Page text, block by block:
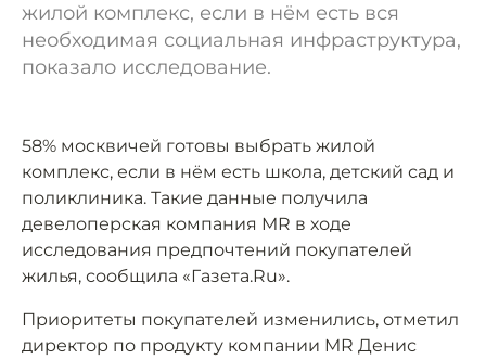
жилой комплекс, если в нём есть вся
необходимая социальная инфраструктура,
показало исследование.
58% москвичей готовы выбрать жилой
комплекс, если в нём есть школа, детский сад и
поликлиника. Такие данные получила
девелоперская компания MR в ходе
исследования предпочтений покупателей
жилья, сообщила «Газета.Ru».
Приоритеты покупателей изменились, отметил
директор по продукту компании MR Денис